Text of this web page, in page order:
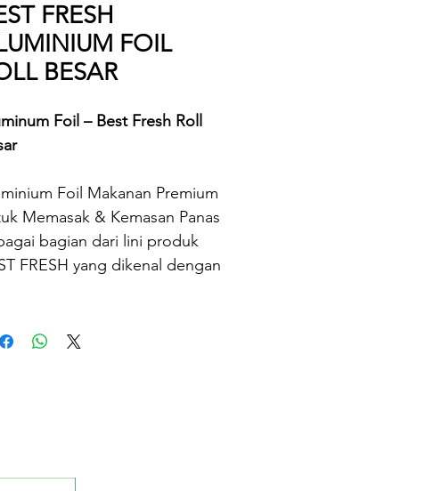
FRESH
FOIL
BESAR
Foil – Best Fresh Roll
Foil Makanan Premium
Memasak & Kemasan Panas
bagian dari lini produk
FRESH yang dikenal dengan
unggulan untuk berbagai
perlindungan